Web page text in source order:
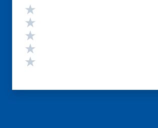
Valutazione